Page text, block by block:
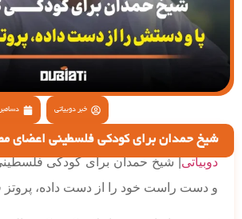
خبر دوبیاتی دسامبر 23, 2024
شیخ حمدان برای کودکی فلسطینی اعضای
دوبیاتی| شیخ حمدان برای کودکی
و دست راست خود را از دست داده، پروتز